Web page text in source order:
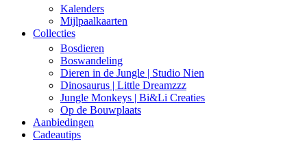
Kalenders
Mijlpaalkaarten
Collecties
Bosdieren
Boswandeling
Dieren in de Jungle | Studio Nien
Dinosaurus | Little Dreamzzz
Jungle Monkeys | Bi&Li Creaties
Op de Bouwplaats
Aanbiedingen
Cadeautips